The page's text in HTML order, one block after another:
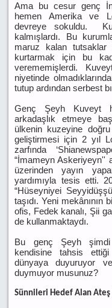
Ama bu cesur genç
hemen Amerika ve
devreye sokuldu.
kalmışlardı. Bu
maruz kalan
kurtarmak için bu
verememişlerdi.
niyetinde
tutup ardından serbest
Genç Şeyh Kuveyt
arkadaşlık etmeye
ülkenin kuzeyine doğru
geliştirmesi için 2 yıl
zarfında
“İmameyn Askeriyeyn''
üzerinden yayın
yardımıyla tesis etti.
“Hüseyniyei
taşıdı. Yeni mekânının
ofis, Fedek kanalı, Şii
de kullanmaktaydı.
Bu genç Şeyh şimdi
kendisine tahsis
dünyaya duyuruyor
duymuyor musunuz?
Sünnileri Hedef Alan Ateş